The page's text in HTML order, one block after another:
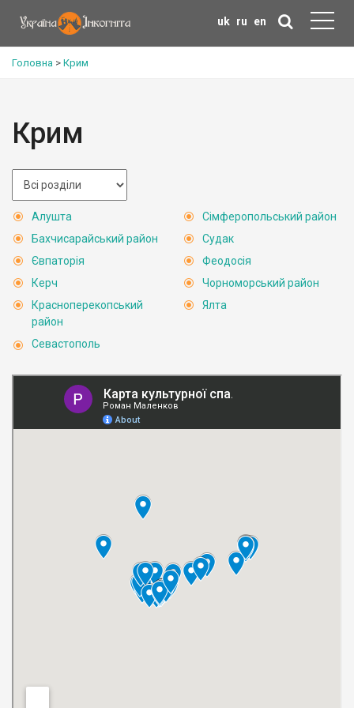
uk ru en
Головна > Крим
Крим
Алушта
Бахчисарайський район
Євпаторія
Керч
Красноперекопський
район
Севастополь
Сімферопольський район
Судак
Феодосія
Чорноморський район
Ялта